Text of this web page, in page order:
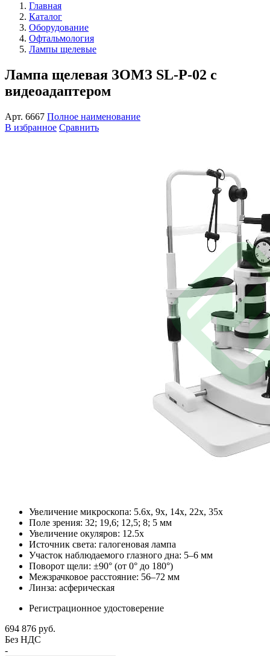
Главная
Каталог
Оборудование
Офтальмология
Лампы щелевые
Лампа щелевая ЗОМЗ SL-P-02 с
видеоадаптером
Арт. 6667 Полное наименование
В избранное Сравнить
Увеличение микроскопа: 5.6x, 9x, 14x, 22x, 35x
Поле зрения: 32; 19,6; 12,5; 8; 5 мм
Увеличение окуляров: 12.5x
Источник света: галогеновая лампа
Участок наблюдаемого глазного дна: 5–6 мм
Поворот щели: ±90° (от 0° до 180°)
Межзрачковое расстояние: 56–72 мм
Линза: асферическая
Регистрационное удостоверение
694 876 руб.
Без НДС
-